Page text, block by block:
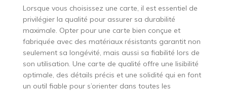
Lorsque vous choisissez une carte, il est essentiel de
privilégier la qualité pour assurer sa durabilité
maximale. Opter pour une carte bien conçue et
fabriquée avec des matériaux résistants garantit non
seulement sa longévité, mais aussi sa fiabilité lors de
son utilisation. Une carte de qualité offre une lisibilité
optimale, des détails précis et une solidité qui en font
un outil fiable pour s’orienter dans toutes les